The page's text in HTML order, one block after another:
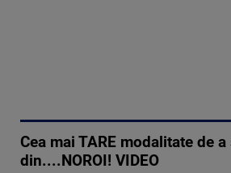
Cea mai TARE modalitate de
din....NOROI! VIDEO